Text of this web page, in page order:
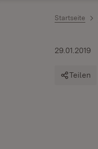
Startseite
29.01.2019
Teilen